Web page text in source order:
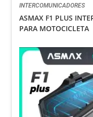
INTERCOMUNICADORES
ASMAX F1 PLUS
PARA MOTOCICLETA